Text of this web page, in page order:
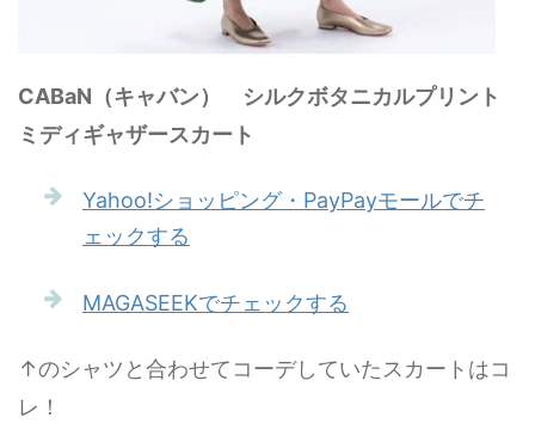
CABaN（キャバン） シルクボタニカルプリント
ミディギャザースカート
Yahoo!ショッピング・PayPayモールでチ
ェックする
MAGASEEKでチェックする
↑のシャツと合わせてコーデしていたスカートはコ
レ！